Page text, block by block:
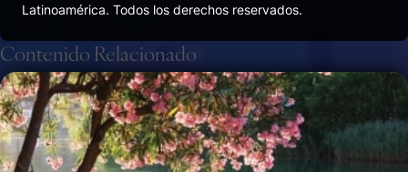
Latinoamérica. Todos los derechos reservados.
Contenido Relacionado